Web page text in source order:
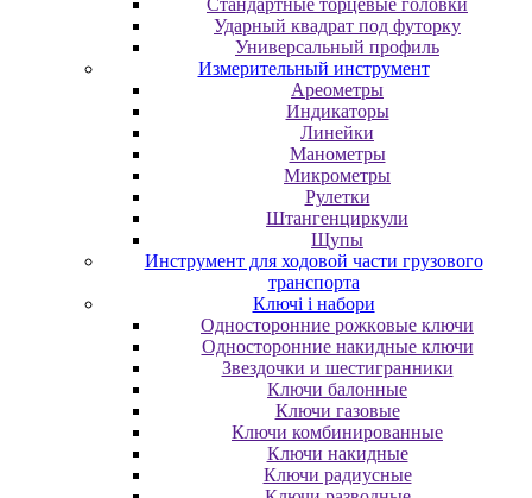
Стандартные торцевые головки
Ударный квадрат под футорку
Универсальный профиль
Измерительный инструмент
Ареометры
Индикаторы
Линейки
Манометры
Микрометры
Рулетки
Штангенциркули
Щупы
Инструмент для ходовой части грузового
транспорта
Ключі і набори
Oднocтopoнниe poжкoвыe ключи
Oднocтopoнниe нaкидныe ключи
Звездочки и шестигранники
Ключи балонные
Ключи газовые
Ключи комбинированные
Ключи накидные
Ключи радиусные